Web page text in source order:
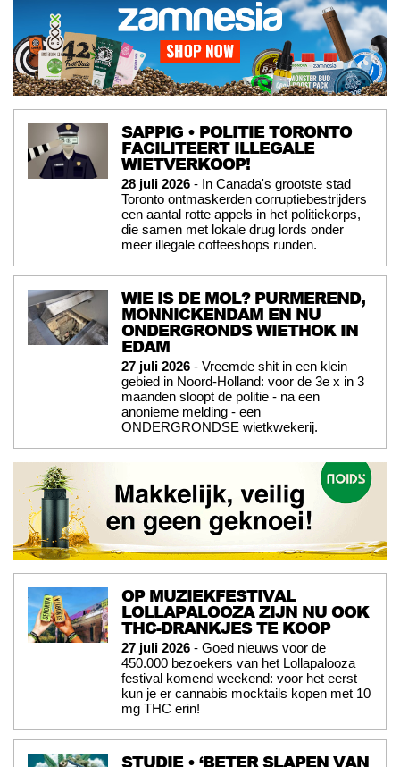
SAPPIG • POLITIE TORONTO
FACILITEERT ILLEGALE
WIETVERKOOP!
28 juli 2026 - In Canada's grootste stad
Toronto ontmaskerden corruptiebestrijders
een aantal rotte appels in het politiekorps,
die samen met lokale drug lords onder
meer illegale coffeeshops runden.
WIE IS DE MOL? PURMEREND,
MONNICKENDAM EN NU
ONDERGRONDS WIETHOK IN
EDAM
27 juli 2026 - Vreemde shit in een klein
gebied in Noord-Holland: voor de 3e x in 3
maanden sloopt de politie - na een
anonieme melding - een
ONDERGRONDSE wietkwekerij.
OP MUZIEKFESTIVAL
LOLLAPALOOZA ZIJN NU OOK
THC-DRANKJES TE KOOP
27 juli 2026 - Goed nieuws voor de
450.000 bezoekers van het Lollapalooza
festival komend weekend: voor het eerst
kun je er cannabis mocktails kopen met 10
mg THC erin!
STUDIE • ‘BETER SLAPEN VAN